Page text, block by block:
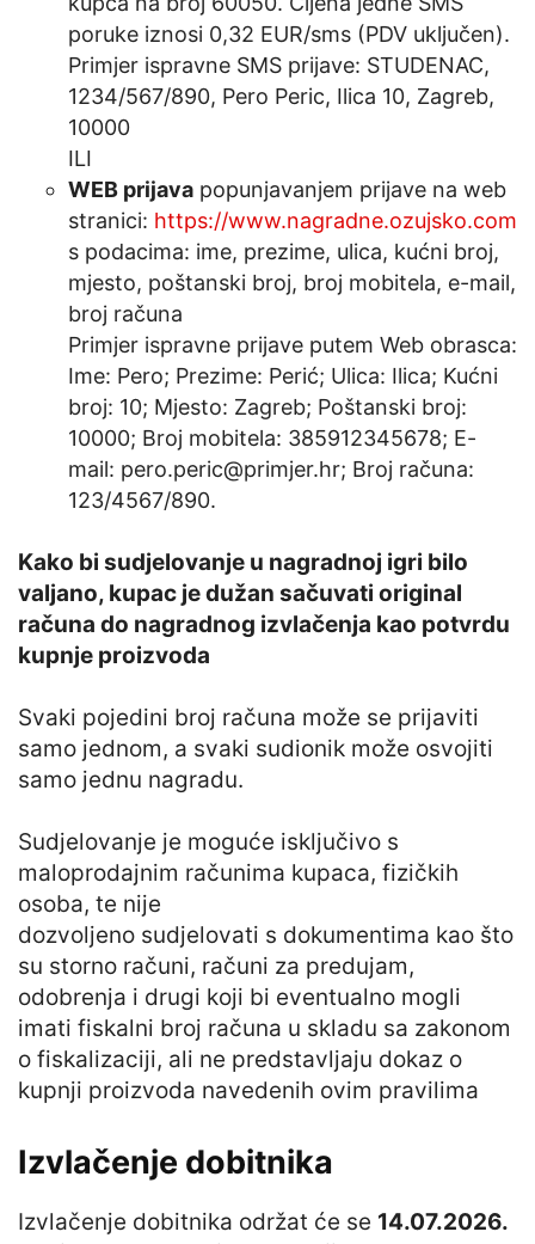
poruke iznosi 0,32 EUR/sms (PDV uključen).
Primjer ispravne SMS prijave: STUDENAC,
1234/567/890, Pero Peric, Ilica 10, Zagreb,
10000
ILI
WEB prijava popunjavanjem prijave na web
stranici: https://www.nagradne.ozujsko.com
s podacima: ime, prezime, ulica, kućni broj,
mjesto, poštanski broj, broj mobitela, e-mail,
broj računa
Primjer ispravne prijave putem Web obrasca:
Ime: Pero; Prezime: Perić; Ulica: Ilica; Kućni
broj: 10; Mjesto: Zagreb; Poštanski broj:
10000; Broj mobitela: 385912345678; E-
mail: pero.peric@primjer.hr; Broj računa:
123/4567/890.
Kako bi sudjelovanje u nagradnoj igri bilo
valjano, kupac je dužan sačuvati original
računa do nagradnog izvlačenja kao potvrdu
kupnje proizvoda
Svaki pojedini broj računa može se prijaviti
samo jednom, a svaki sudionik može osvojiti
samo jednu nagradu.
Sudjelovanje je moguće isključivo s
maloprodajnim računima kupaca, fizičkih
osoba, te nije
dozvoljeno sudjelovati s dokumentima kao što
su storno računi, računi za predujam,
odobrenja i drugi koji bi eventualno mogli
imati fiskalni broj računa u skladu sa zakonom
o fiskalizaciji, ali ne predstavljaju dokaz o
kupnji proizvoda navedenih ovim pravilima
Izvlačenje dobitnika
Izvlačenje dobitnika održat će se 14.07.2026.